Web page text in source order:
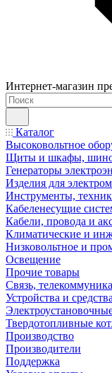
Интернет-магазин
Каталог
Высоковольтное
Щиты и шкафы,
Генераторы
Изделия для
Инструменты,
Кабеленесущие
Кабели, провода и
Климатические и
Низковольтное и
Освещение
Прочие товары
Связь,
Устройства и
Твердотопливные
Производство
Производители
Поддержка